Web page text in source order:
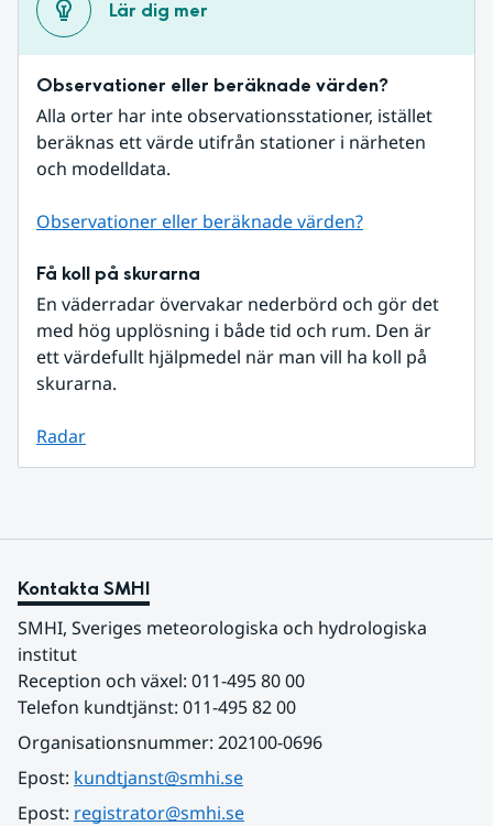
Lär dig mer
Observationer eller beräknade värden?
Alla orter har inte observationsstationer, istället
beräknas ett värde utifrån stationer i närheten
och modelldata.
Observationer eller beräknade värden?
Få koll på skurarna
En väderradar övervakar nederbörd och gör det
med hög upplösning i både tid och rum. Den är
ett värdefullt hjälpmedel när man vill ha koll på
skurarna.
Radar
Kontakta SMHI
SMHI, Sveriges meteorologiska och hydrologiska
institut
Reception och växel: 011-495 80 00
Telefon kundtjänst: 011-495 82 00
Organisationsnummer: 202100-0696
Epost: kundtjanst@smhi.se
Epost: registrator@smhi.se